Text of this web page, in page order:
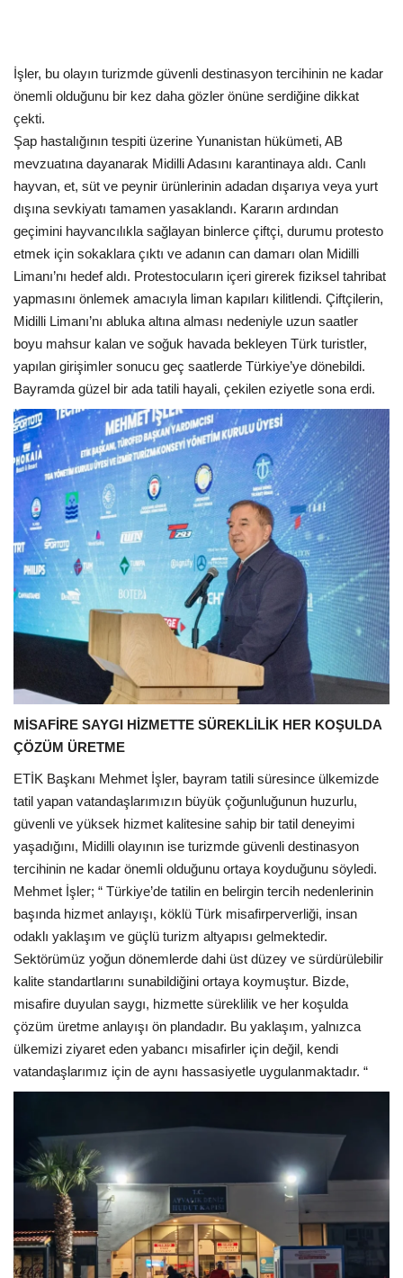
İşler, bu olayın turizmde güvenli destinasyon tercihinin ne kadar
önemli olduğunu bir kez daha gözler önüne serdiğine dikkat
çekti.
Şap hastalığının tespiti üzerine Yunanistan hükümeti, AB
mevzuatına dayanarak Midilli Adasını karantinaya aldı. Canlı
hayvan, et, süt ve peynir ürünlerinin adadan dışarıya veya yurt
dışına sevkiyatı tamamen yasaklandı. Kararın ardından
geçimini hayvancılıkla sağlayan binlerce çiftçi, durumu protesto
etmek için sokaklara çıktı ve adanın can damarı olan Midilli
Limanı’nı hedef aldı. Protestocuların içeri girerek fiziksel tahribat
yapmasını önlemek amacıyla liman kapıları kilitlendi. Çiftçilerin,
Midilli Limanı’nı abluka altına alması nedeniyle uzun saatler
boyu mahsur kalan ve soğuk havada bekleyen Türk turistler,
yapılan girişimler sonucu geç saatlerde Türkiye’ye dönebildi.
Bayramda güzel bir ada tatili hayali, çekilen eziyetle sona erdi.
MİSAFİRE SAYGI HİZMETTE SÜREKLİLİK HER KOŞULDA
ÇÖZÜM ÜRETME
ETİK Başkanı Mehmet İşler, bayram tatili süresince ülkemizde
tatil yapan vatandaşlarımızın büyük çoğunluğunun huzurlu,
güvenli ve yüksek hizmet kalitesine sahip bir tatil deneyimi
yaşadığını, Midilli olayının ise turizmde güvenli destinasyon
tercihinin ne kadar önemli olduğunu ortaya koyduğunu söyledi.
Mehmet İşler; “ Türkiye’de tatilin en belirgin tercih nedenlerinin
başında hizmet anlayışı, köklü Türk misafirperverliği, insan
odaklı yaklaşım ve güçlü turizm altyapısı gelmektedir.
Sektörümüz yoğun dönemlerde dahi üst düzey ve sürdürülebilir
kalite standartlarını sunabildiğini ortaya koymuştur. Bizde,
misafire duyulan saygı, hizmette süreklilik ve her koşulda
çözüm üretme anlayışı ön plandadır. Bu yaklaşım, yalnızca
ülkemizi ziyaret eden yabancı misafirler için değil, kendi
vatandaşlarımız için de aynı hassasiyetle uygulanmaktadır. “